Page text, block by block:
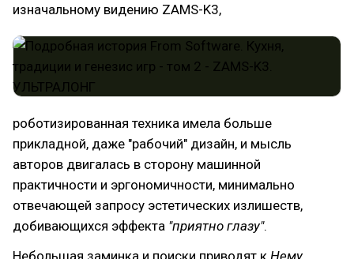
изначальному видению ZAMS-K3,
роботизированная техника имела больше
прикладной, даже "рабочий" дизайн, и мысль
авторов двигалась в сторону машинной
практичности и эргономичности, минимально
отвечающей запросу эстетических излишеств,
добивающихся эффекта "приятно глазу".
Небольшая заминка и поиски приводят к Нему.